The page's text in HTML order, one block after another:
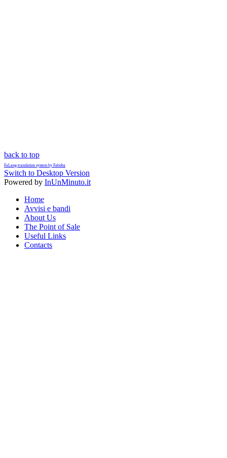
back to top
FaLang translation system by Faboba
Switch to Desktop Version
Powered by InUnMinuto.it
Home
Avvisi e bandi
About Us
The Point of Sale
Useful Links
Contacts